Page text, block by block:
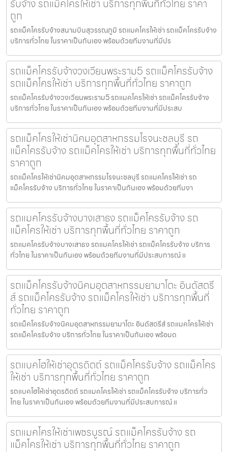
รับจ้าง รถแม็คโครให้เช่า บริการทุกพื้นที่ทั่วไทย ราคา
ถูก
รถแม็คโครรับจ้างสนามบินสุวรรณภูมิ รถแมคโครให้เช่า รถแม็คโครรับจ้าง
บริการทั่วไทย ในราคาเป็นกันเอง พร้อมด้วยทีมงานที่มีปร
รถแม็คโครรับจ้างวงเวียนพระราม5 รถแม็คโครรับจ้าง
รถแม็คโครให้เช่า บริการทุกพื้นที่ทั่วไทย ราคาถูก
รถแม็คโครรับจ้างวงเวียนพระราม5 รถแมคโครให้เช่า รถแม็คโครรับจ้าง
บริการทั่วไทย ในราคาเป็นกันเอง พร้อมด้วยทีมงานที่มีประสบ
รถแม็คโครให้เช่านิคมอุตสาหกรรมโรจนะชลบุรี รถ
แม็คโครรับจ้าง รถแม็คโครให้เช่า บริการทุกพื้นที่ทั่วไทย
ราคาถูก
รถแม็คโครให้เช่านิคมอุตสาหกรรมโรจนะชลบุรี รถแมคโครให้เช่า รถ
แม็คโครรับจ้าง บริการทั่วไทย ในราคาเป็นกันเอง พร้อมด้วยทีมงา
รถแมคโครรับจ้างบางเสาธง รถแม็คโครรับจ้าง รถ
แม็คโครให้เช่า บริการทุกพื้นที่ทั่วไทย ราคาถูก
รถแมคโครรับจ้างบางเสาธง รถแมคโครให้เช่า รถแม็คโครรับจ้าง บริการ
ทั่วไทย ในราคาเป็นกันเอง พร้อมด้วยทีมงานที่มีประสบการณ์ แ
รถแม็คโครรับจ้างนิคมอุตสาหกรรมยามาโตะ อินดัสตรี
ส์ รถแม็คโครรับจ้าง รถแม็คโครให้เช่า บริการทุกพื้นที่
ทั่วไทย ราคาถูก
รถแม็คโครรับจ้างนิคมอุตสาหกรรมยามาโตะ อินดัสตรีส์ รถแมคโครให้เช่า
รถแม็คโครรับจ้าง บริการทั่วไทย ในราคาเป็นกันเอง พร้อมด
รถแบคโฮให้เช่าอุตรดิตถ์ รถแม็คโครรับจ้าง รถแม็คโคร
ให้เช่า บริการทุกพื้นที่ทั่วไทย ราคาถูก
รถแบคโฮให้เช่าอุตรดิตถ์ รถแมคโครให้เช่า รถแม็คโครรับจ้าง บริการทั่ว
ไทย ในราคาเป็นกันเอง พร้อมด้วยทีมงานที่มีประสบการณ์ แ
รถแมคโครให้เช่าเพชรบูรณ์ รถแม็คโครรับจ้าง รถ
แม็คโครให้เช่า บริการทุกพื้นที่ทั่วไทย ราคาถูก